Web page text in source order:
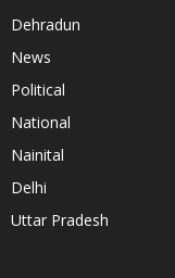
Dehradun
News
Political
National
Nainital
Delhi
Uttar Pradesh